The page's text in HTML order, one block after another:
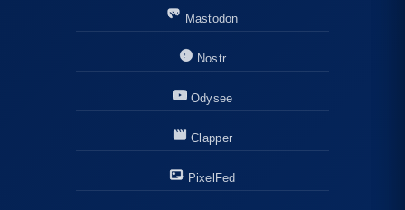
Mastodon
Nostr
Odysee
Clapper
PixelFed